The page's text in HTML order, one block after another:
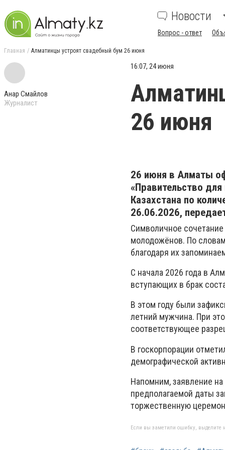
Новости
Вопрос - ответ
Главная Алматинцы устроят свадебный бум 26 июня
Анар Смайлов
Журналист
16:07, 24 июня
26 июня
26 июня в Алматы
«Правительство
Казахстана по
26.06.2026,
Символичное
молодожёнов. По
благодаря их
С начала 2026 года в
вступающих в брак
В этом году были
летний мужчина. При
соответствующее
В госкорпорации
демографической
Напомним, заявление
предполагаемой даты
торжественную
Если вы заметили ошибку, выделите